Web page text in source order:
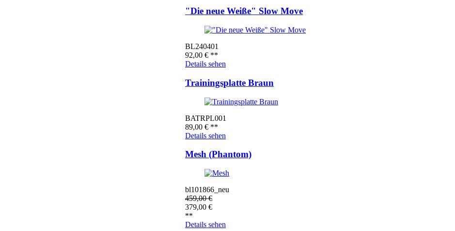
"Die neue Weiße" Slow Move
BL240401
92,00 € **
Details sehen
Trainingsplatte Braun
BATRPL001
89,00 € **
Details sehen
Mesh (Phantom)
bl101866_neu
459,00€
379,00 €
**
Details sehen